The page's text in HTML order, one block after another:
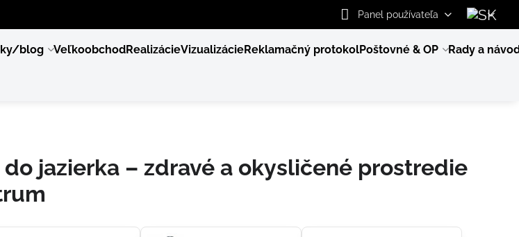
Panel používateľa
blog VeľkoobchodRealizácieVizualizácieReklamačný protokolPoštovné & OP Rady a
jazierka – zdravé a okysličené prostredie